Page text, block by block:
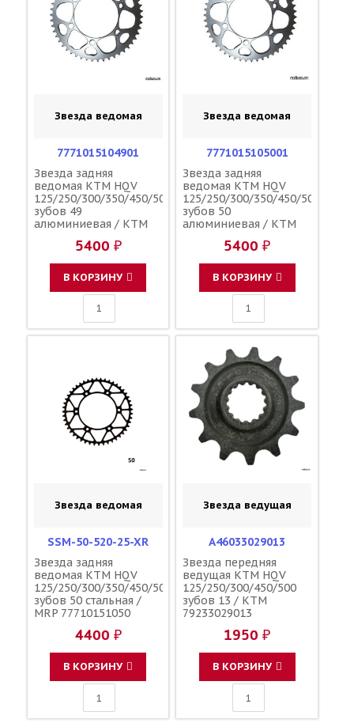
Звезда ведомая
7771015104901
Звезда задняя
ведомая KTM HQV
125/250/300/350/450/500
зубов 49
алюминиевая / KTM
5400 ₽
В КОРЗИНУ
Звезда ведомая
7771015105001
Звезда задняя
ведомая KTM HQV
125/250/300/350/450/500
зубов 50
алюминиевая / KTM
5400 ₽
В КОРЗИНУ
Звезда ведомая
SSM-50-520-25-XR
Звезда задняя
ведомая KTM HQV
125/250/300/350/450/500
зубов 50 стальная /
MRP 77710151050
4400 ₽
В КОРЗИНУ
Звезда ведущая
A46033029013
Звезда передняя
ведущая KTM HQV
125/250/300/450/500
зубов 13 / KTM
79233029013
1950 ₽
В КОРЗИНУ